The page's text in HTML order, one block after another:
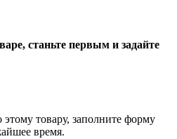
станьте первым и задайте
товару, заполните форму
время.